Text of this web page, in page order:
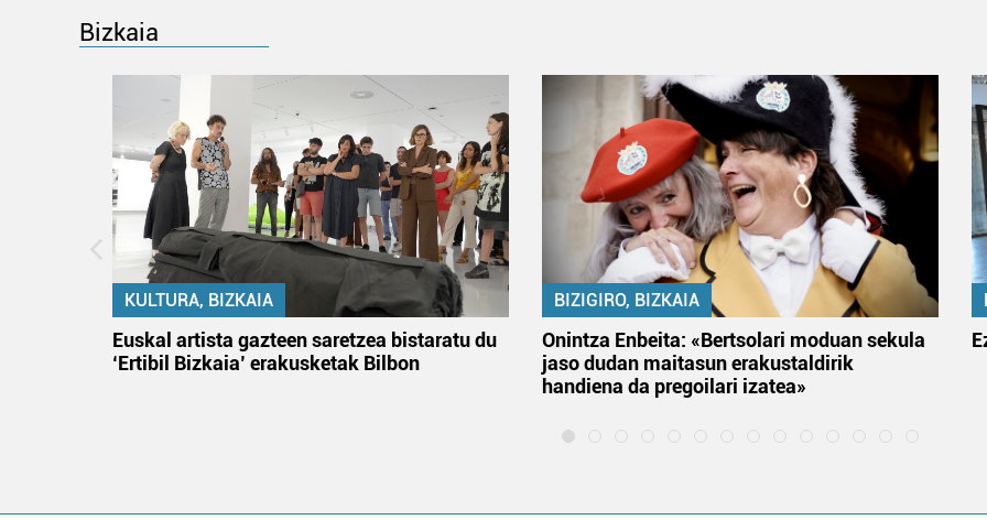
Bizkaia
KULTURA, BIZKAIA
Euskal artista gazteen saretzea bistaratu du
‘Ertibil Bizkaia’ erakusketak Bilbon
BIZIGIRO, BIZKAIA
Onintza Enbeita: «Bertsolari moduan sekula
jaso dudan maitasun erakustaldirik
handiena da pregoilari izatea»